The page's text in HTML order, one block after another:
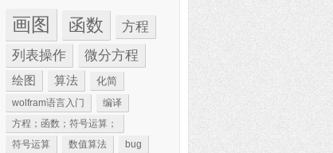
画图 函数
方程
列表操作
微分方程
绘图 算法 化简
wolfram语言入门
编译
方程；函数；符号运算；
符号运算
数值算法 bug